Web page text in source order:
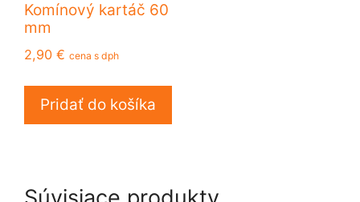
Komínový kartáč 60
mm
2,90 € cena s dph
Pridať do košíka